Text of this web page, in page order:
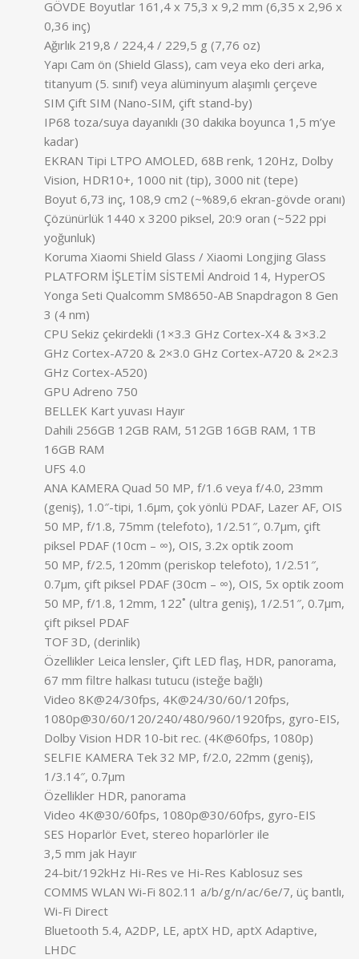
GÖVDE Boyutlar 161,4 x 75,3 x 9,2 mm (6,35 x 2,96 x
0,36 inç)
Ağırlık 219,8 / 224,4 / 229,5 g (7,76 oz)
Yapı Cam ön (Shield Glass), cam veya eko deri arka,
titanyum (5. sınıf) veya alüminyum alaşımlı çerçeve
SIM Çift SIM (Nano-SIM, çift stand-by)
IP68 toza/suya dayanıklı (30 dakika boyunca 1,5 m’ye
kadar)
EKRAN Tipi LTPO AMOLED, 68B renk, 120Hz, Dolby
Vision, HDR10+, 1000 nit (tip), 3000 nit (tepe)
Boyut 6,73 inç, 108,9 cm2 (~%89,6 ekran-gövde oranı)
Çözünürlük 1440 x 3200 piksel, 20:9 oran (~522 ppi
yoğunluk)
Koruma Xiaomi Shield Glass / Xiaomi Longjing Glass
PLATFORM İŞLETİM SİSTEMİ Android 14, HyperOS
Yonga Seti Qualcomm SM8650-AB Snapdragon 8 Gen
3 (4 nm)
CPU Sekiz çekirdekli (1×3.3 GHz Cortex-X4 & 3×3.2
GHz Cortex-A720 & 2×3.0 GHz Cortex-A720 & 2×2.3
GHz Cortex-A520)
GPU Adreno 750
BELLEK Kart yuvası Hayır
Dahili 256GB 12GB RAM, 512GB 16GB RAM, 1TB
16GB RAM
UFS 4.0
ANA KAMERA Quad 50 MP, f/1.6 veya f/4.0, 23mm
(geniş), 1.0″-tipi, 1.6µm, çok yönlü PDAF, Lazer AF, OIS
50 MP, f/1.8, 75mm (telefoto), 1/2.51″, 0.7µm, çift
piksel PDAF (10cm – ∞), OIS, 3.2x optik zoom
50 MP, f/2.5, 120mm (periskop telefoto), 1/2.51″,
0.7µm, çift piksel PDAF (30cm – ∞), OIS, 5x optik zoom
50 MP, f/1.8, 12mm, 122˚ (ultra geniş), 1/2.51″, 0.7µm,
çift piksel PDAF
TOF 3D, (derinlik)
Özellikler Leica lensler, Çift LED flaş, HDR, panorama,
67 mm filtre halkası tutucu (isteğe bağlı)
Video 8K@24/30fps, 4K@24/30/60/120fps,
1080p@30/60/120/240/480/960/1920fps, gyro-EIS,
Dolby Vision HDR 10-bit rec. (4K@60fps, 1080p)
SELFIE KAMERA Tek 32 MP, f/2.0, 22mm (geniş),
1/3.14″, 0.7µm
Özellikler HDR, panorama
Video 4K@30/60fps, 1080p@30/60fps, gyro-EIS
SES Hoparlör Evet, stereo hoparlörler ile
3,5 mm jak Hayır
24-bit/192kHz Hi-Res ve Hi-Res Kablosuz ses
COMMS WLAN Wi-Fi 802.11 a/b/g/n/ac/6e/7, üç bantlı,
Wi-Fi Direct
Bluetooth 5.4, A2DP, LE, aptX HD, aptX Adaptive,
LHDC